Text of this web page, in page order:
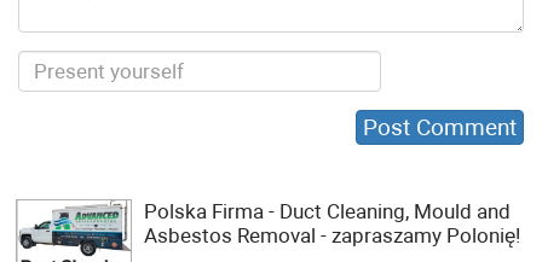
Polska Firma - Duct Cleaning, Mould and
Asbestos Removal - zapraszamy Polonię!